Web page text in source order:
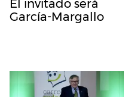
El invitado será
García-Margallo